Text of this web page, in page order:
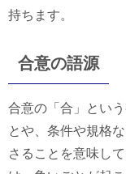
持ちます。
合意の語源
合意の「合」とい
とや、条件や規格
さることを意味し